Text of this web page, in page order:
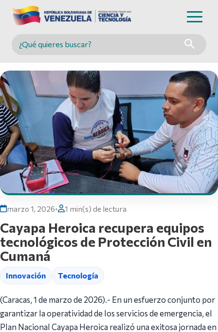
Buscar en MINCYT
marzo 1, 2026• 1 min(s) de lectura
Cayapa Heroica recupera equipos
tecnológicos de Protección Civil en
Cumaná
Innovación Tecnología
(Caracas, 1 de marzo de 2026).- En un esfuerzo conjunto por
garantizar la operatividad de los servicios de emergencia, el
Plan Nacional Cayapa Heroica realizó una exitosa jornada en